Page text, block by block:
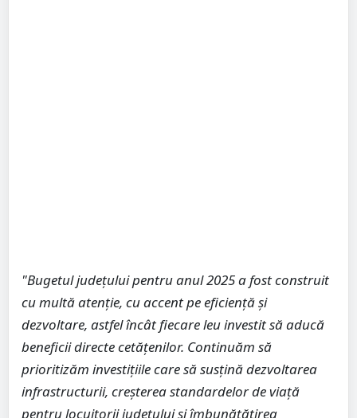
"Bugetul județului pentru anul 2025 a fost construit
cu multă atenție, cu accent pe eficiență și
dezvoltare, astfel încât fiecare leu investit să aducă
beneficii directe cetățenilor. Continuăm să
prioritizăm investițiile care să susțină dezvoltarea
infrastructurii, creșterea standardelor de viață
pentru locuitorii județului și îmbunătățirea